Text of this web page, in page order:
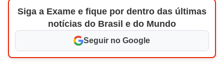
Siga a Exame e fique por dentro das últimas
notícias do Brasil e do Mundo
Seguir no Google